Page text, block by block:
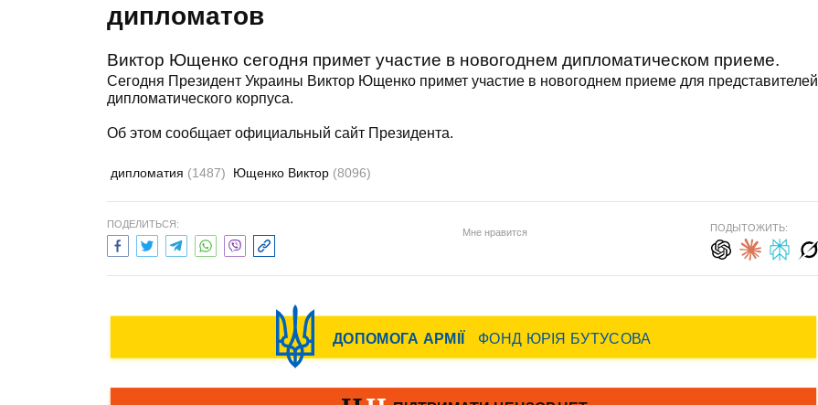
дипломатов
Виктор Ющенко сегодня примет участие в новогоднем дипломатическом приеме.
Сегодня Президент Украины Виктор Ющенко примет участие в новогоднем приеме для представителей
дипломатического корпуса.
Об этом сообщает официальный сайт Президента.
дипломатия (1487) Ющенко Виктор (8096)
ПОДЕЛИТЬСЯ:
Мне нравится ПОДЫТОЖИТЬ: